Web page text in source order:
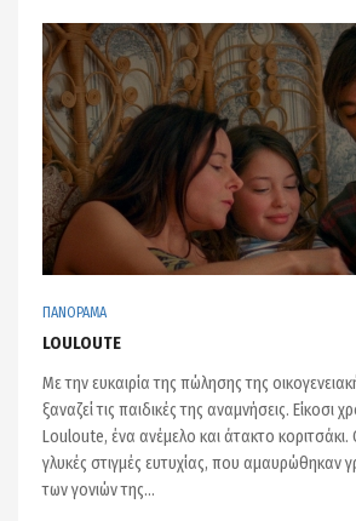
ΠΑΝΟΡΑΜΑ
LOULOUTE
Με την ευκαιρία της πώλησης της
ξαναζεί τις παιδικές της αναμνήσεις. Είκοσι
Louloute, ένα ανέμελο και άτακτο κοριτσάκι.
γλυκές στιγμές ευτυχίας, που αμαυρώθηκαν
των γονιών της...